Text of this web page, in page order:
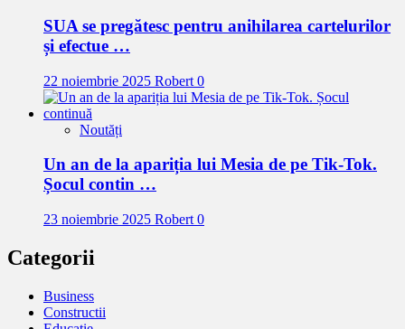
SUA se pregătesc pentru anihilarea cartelurilor
și efectue …
22 noiembrie 2025 Robert 0
Noutăți
Un an de la apariția lui Mesia de pe Tik-Tok.
Șocul contin …
23 noiembrie 2025 Robert 0
Categorii
Business
Constructii